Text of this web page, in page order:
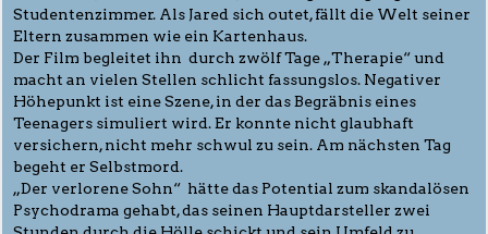
Studentenzimmer. Als Jared sich outet, fällt die Welt seiner
Eltern zusammen wie ein Kartenhaus.
Der Film begleitet ihn durch zwölf Tage „Therapie“ und
macht an vielen Stellen schlicht fassungslos. Negativer
Höhepunkt ist eine Szene, in der das Begräbnis eines
Teenagers simuliert wird. Er konnte nicht glaubhaft
versichern, nicht mehr schwul zu sein. Am nächsten Tag
begeht er Selbstmord.
„Der verlorene Sohn“ hätte das Potential zum skandalösen
Psychodrama gehabt, das seinen Hauptdarsteller zwei